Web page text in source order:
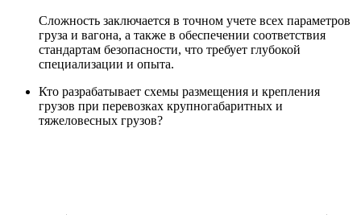
Сложность заключается в точном учете всех параметров
груза и вагона, а также в обеспечении соответствия
стандартам безопасности, что требует глубокой
специализации и опыта.
Кто разрабатывает схемы размещения и крепления
грузов при перевозках крупногабаритных и
тяжеловесных грузов?